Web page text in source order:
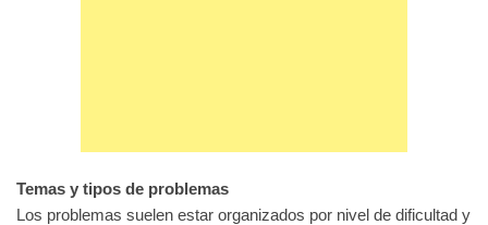
Temas y tipos de problemas
Los problemas suelen estar organizados por nivel de dificultad y